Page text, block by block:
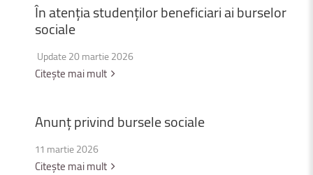
Înatențiastudențilorbeneficiariaiburselor
sociale
Update 20 martie 2026
Citește mai mult
Anunțprivindburselesociale
11 martie 2026
Citește mai mult